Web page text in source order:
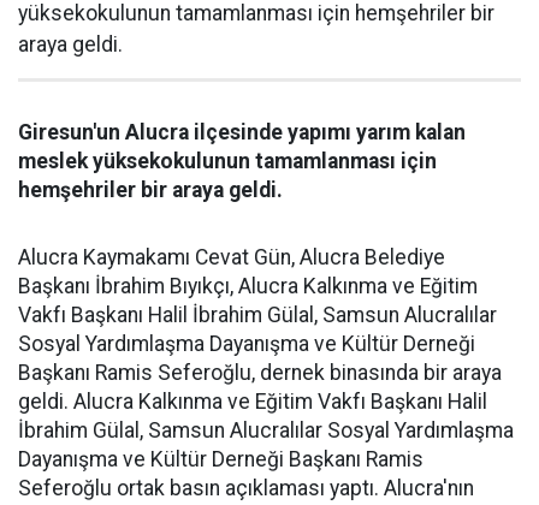
yüksekokulunun tamamlanması için hemşehriler bir
araya geldi.
Giresun'un Alucra ilçesinde yapımı yarım kalan
meslek yüksekokulunun tamamlanması için
hemşehriler bir araya geldi.
Alucra Kaymakamı Cevat Gün, Alucra Belediye
Başkanı İbrahim Bıyıkçı, Alucra Kalkınma ve Eğitim
Vakfı Başkanı Halil İbrahim Gülal, Samsun Alucralılar
Sosyal Yardımlaşma Dayanışma ve Kültür Derneği
Başkanı Ramis Seferoğlu, dernek binasında bir araya
geldi. Alucra Kalkınma ve Eğitim Vakfı Başkanı Halil
İbrahim Gülal, Samsun Alucralılar Sosyal Yardımlaşma
Dayanışma ve Kültür Derneği Başkanı Ramis
Seferoğlu ortak basın açıklaması yaptı. Alucra'nın